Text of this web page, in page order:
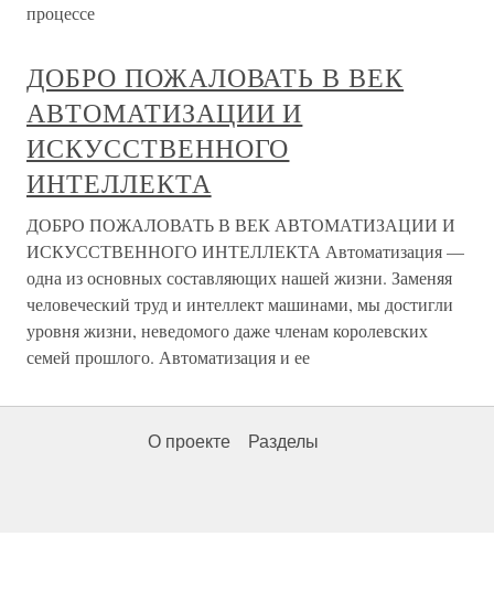
процессе
ДОБРО ПОЖАЛОВАТЬ В ВЕК
АВТОМАТИЗАЦИИ И
ИСКУССТВЕННОГО
ИНТЕЛЛЕКТА
ДОБРО ПОЖАЛОВАТЬ В ВЕК АВТОМАТИЗАЦИИ И
ИСКУССТВЕННОГО ИНТЕЛЛЕКТА Автоматизация —
одна из основных составляющих нашей жизни. Заменяя
человеческий труд и интеллект машинами, мы достигли
уровня жизни, неведомого даже членам королевских
семей прошлого. Автоматизация и ее
О проекте Разделы